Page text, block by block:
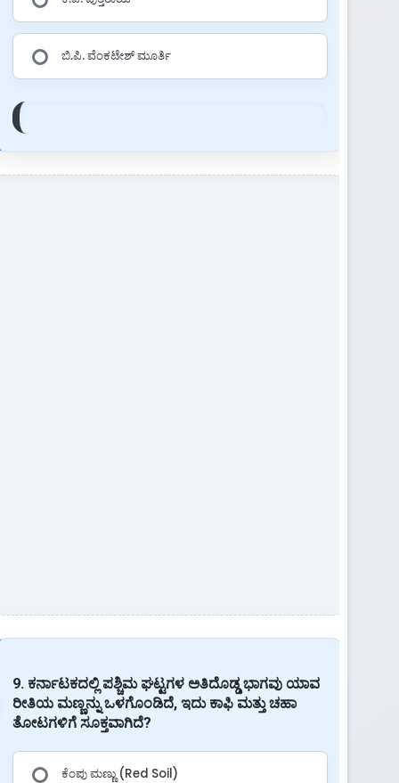
ಬಿ.ಪಿ. ವೆಂಕಟೇಶ್ ಮೂರ್ತಿ
9. ಕರ್ನಾಟಕದಲ್ಲಿ ಪಶ್ಚಿಮ ಘಟ್ಟಗಳ ಅತಿದೊಡ್ಡ ಭಾಗವು ಯಾವ
ರೀತಿಯ ಮಣ್ಣನ್ನು ಒಳಗೊಂಡಿದೆ, ಇದು ಕಾಫಿ ಮತ್ತು ಚಹಾ
ತೋಟಗಳಿಗೆ ಸೂಕ್ತವಾಗಿದೆ?
ಕೆಂಪು ಮಣ್ಣು (Red Soil)